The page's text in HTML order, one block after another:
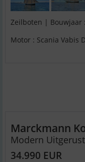
Zeilboten | Bouwjaar
Motor : Scania Vabis
Marckmann
Modern
34.990 EUR